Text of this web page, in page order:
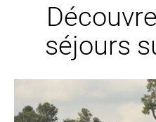
séjours